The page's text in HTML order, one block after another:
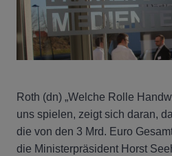
Roth (dn) „Welche Rolle
uns spielen, zeigt sich daran,
die von den 3 Mrd. Euro
die Ministerpräsident Horst